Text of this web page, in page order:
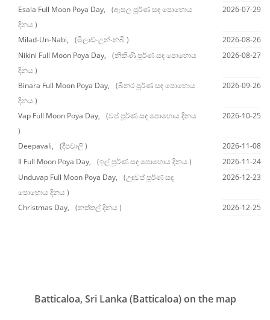
Esala Full Moon Poya Day,
(ඇසල පූර්ණ සඳ පොහොය
දිනය )
2026-07-29
Milad-Un-Nabi, (මිලාඩ්-උන්-නබි )
2026-08-26
Nikini Full Moon Poya Day,
(නිකිණි පූර්ණ සඳ පොහොය
දිනය )
2026-08-27
Binara Full Moon Poya Day,
(බිනර පූර්ණ සඳ පොහොය
දිනය )
2026-09-26
Vap Full Moon Poya Day,
(වප් පූර්ණ සඳ පොහොය දිනය
)
2026-10-25
Deepavali, (දීපවාලි )
2026-11-08
Il Full Moon Poya Day,
(ඉල් පූර්ණ සඳ පොහොය දිනය )
2026-11-24
Unduvap Full Moon Poya Day,
(උඳුවප් පූර්ණ සඳ
පොහොය දිනය )
2026-12-23
Christmas Day, (නත්තල් දිනය ) 2026-12-25
Batticaloa, Sri Lanka (Batticaloa) on the map